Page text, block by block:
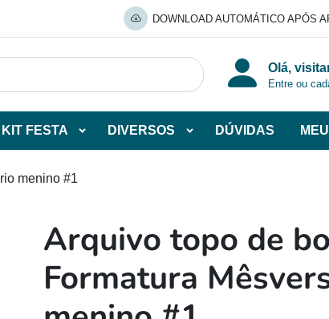
DOWNLOAD AUTOMÁTICO APÓS
Olá,
Entre ou
KIT FESTA DIVERSOS DÚVIDAS
menino #1
Arquivo topo de
Formatura